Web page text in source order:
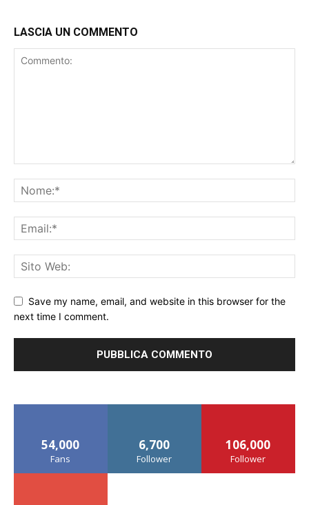
LASCIA UN COMMENTO
Save my name, email, and website in this browser for the
next time I comment.
54,000
Fans
6,700
Follower
106,000
Follower